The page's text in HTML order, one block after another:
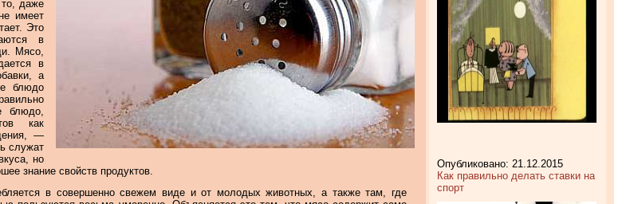
то, даже
имеет
Это
в
Мясо,
в
а
блюдо
блюдо,
как
—
служат
но
знание свойств продуктов.
в совершенно свежем виде и от молодых животных, а также там, где
Опубликовано: 21.12.2015
Как правильно делать ставки на
спорт